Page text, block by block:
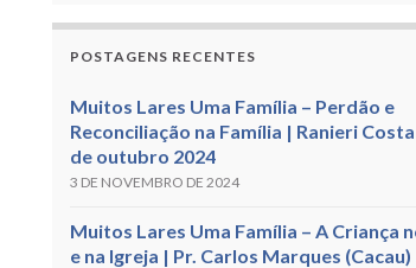
POSTAGENS RECENTES
Muitos Lares Uma Família – Perdão e
Reconciliação na Família | Ranieri
de outubro 2024
3 DE NOVEMBRO DE 2024
Muitos Lares Uma Família – A Criança
e na Igreja | Pr. Carlos Marques (Cacau)